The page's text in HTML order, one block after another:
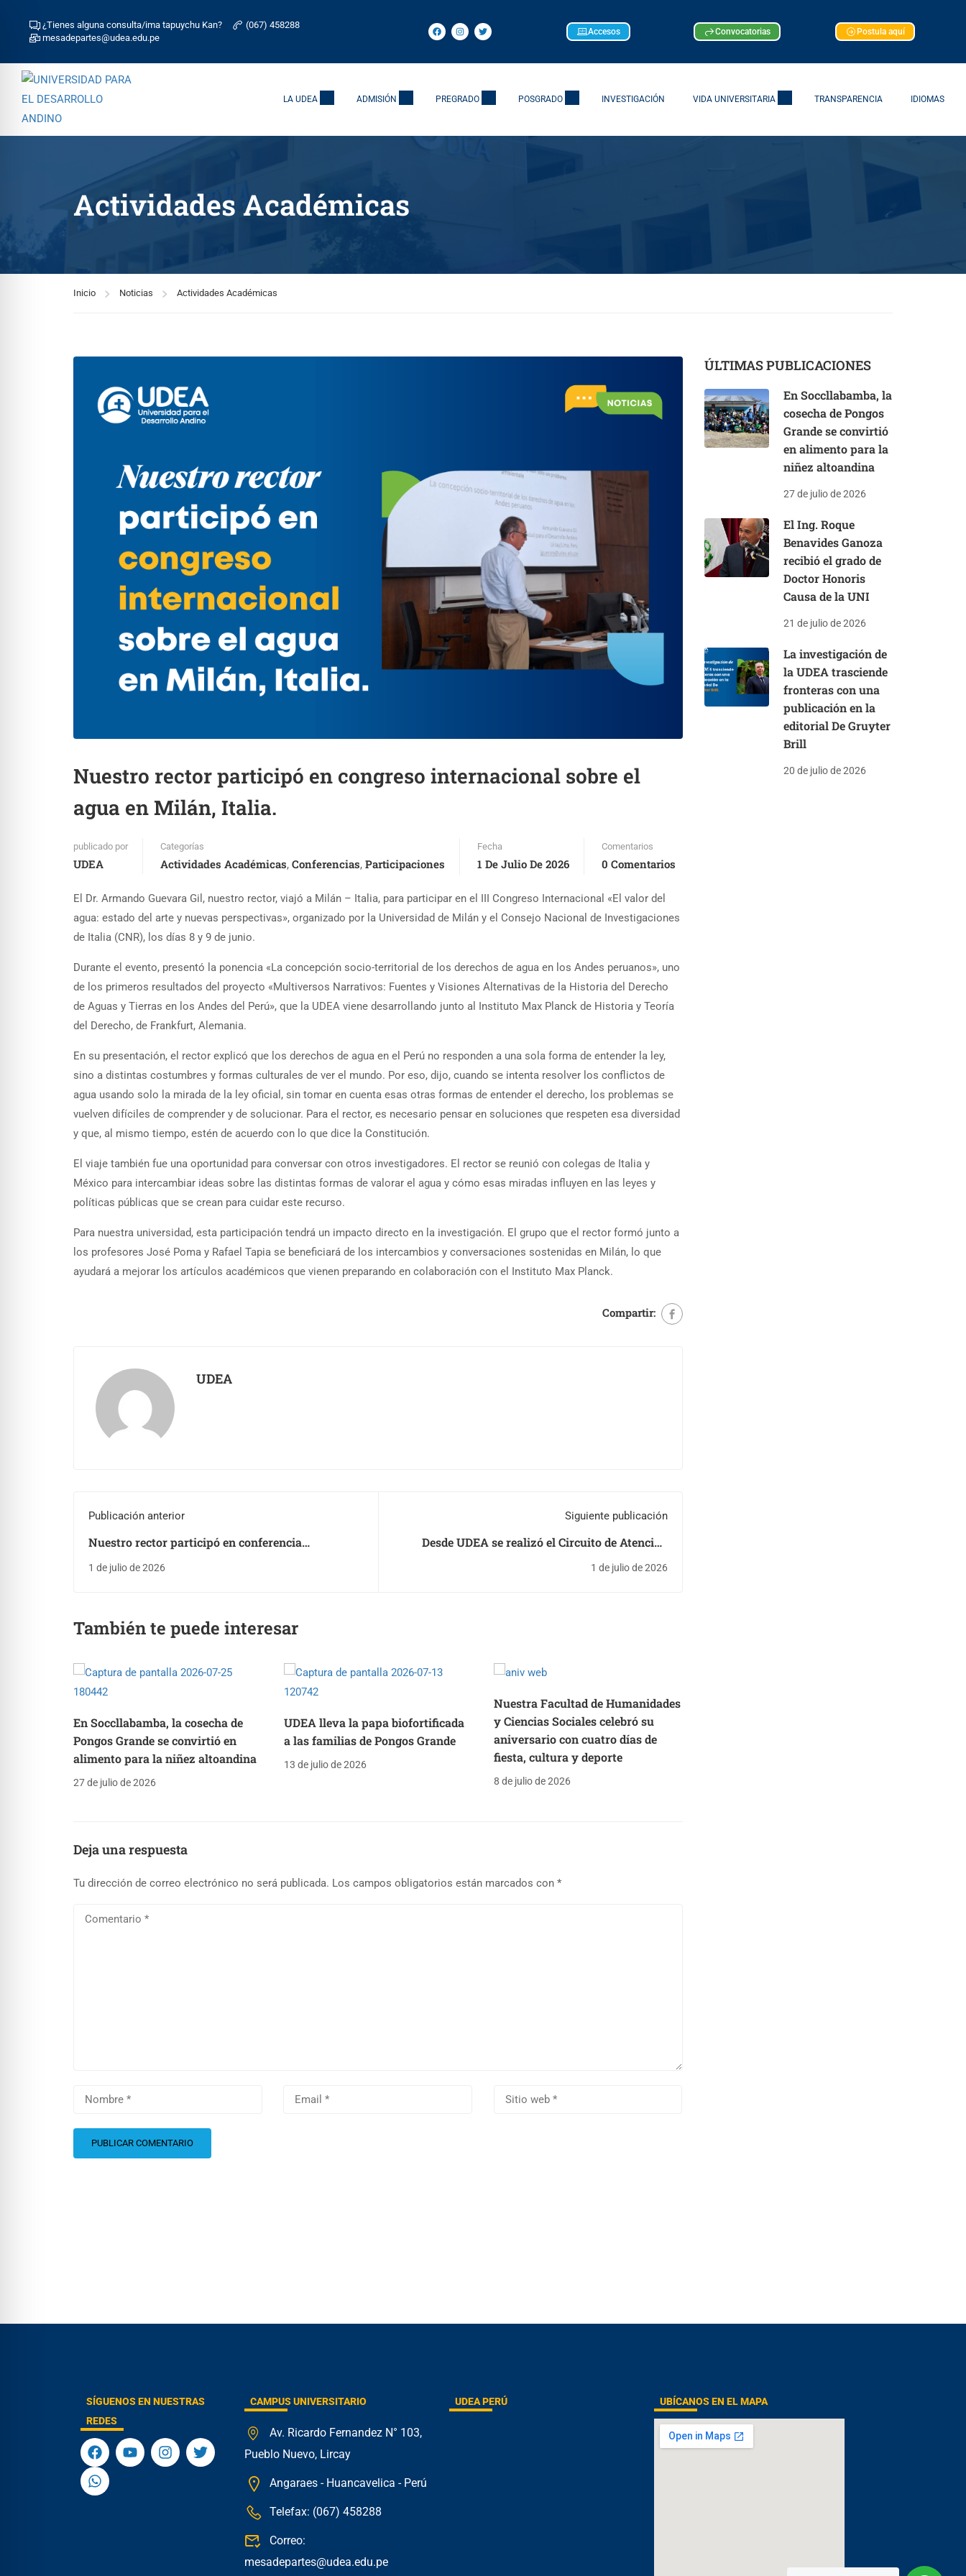
¿Tienes alguna consulta/ima tapuychu Kan?
(067) 458288
mesadepartes@udea.edu.pe
Accesos Convocatorias Postula aquí
LA UDEA ADMISIÓN PREGRADO POSGRADO INVESTIGACIÓN VIDA UNIVERSITARIA TRANSPARENCIA IDIOMAS
Actividades Académicas
Inicio Noticias Actividades Académicas
Nuestro rector participó en congreso internacional sobre el
agua en Milán, Italia.
publicado por
UDEA
Categorías
Actividades Académicas, Conferencias, Participaciones
Fecha
1 De Julio De 2026
Comentarios
0 Comentarios
El Dr. Armando Guevara Gil, nuestro rector, viajó a Milán – Italia, para participar en el III Congreso Internacional «El valor del
agua: estado del arte y nuevas perspectivas», organizado por la Universidad de Milán y el Consejo Nacional de Investigaciones
de Italia (CNR), los días 8 y 9 de junio.
Durante el evento, presentó la ponencia «La concepción socio-territorial de los derechos de agua en los Andes peruanos», uno
de los primeros resultados del proyecto «Multiversos Narrativos: Fuentes y Visiones Alternativas de la Historia del Derecho
de Aguas y Tierras en los Andes del Perú», que la UDEA viene desarrollando junto al Instituto Max Planck de Historia y Teoría
del Derecho, de Frankfurt, Alemania.
En su presentación, el rector explicó que los derechos de agua en el Perú no responden a una sola forma de entender la ley,
sino a distintas costumbres y formas culturales de ver el mundo. Por eso, dijo, cuando se intenta resolver los conflictos de
agua usando solo la mirada de la ley oficial, sin tomar en cuenta esas otras formas de entender el derecho, los problemas se
vuelven difíciles de comprender y de solucionar. Para el rector, es necesario pensar en soluciones que respeten esa diversidad
y que, al mismo tiempo, estén de acuerdo con lo que dice la Constitución.
El viaje también fue una oportunidad para conversar con otros investigadores. El rector se reunió con colegas de Italia y
México para intercambiar ideas sobre las distintas formas de valorar el agua y cómo esas miradas influyen en las leyes y
políticas públicas que se crean para cuidar este recurso.
Para nuestra universidad, esta participación tendrá un impacto directo en la investigación. El grupo que el rector formó junto a
los profesores José Poma y Rafael Tapia se beneficiará de los intercambios y conversaciones sostenidas en Milán, lo que
ayudará a mejorar los artículos académicos que vienen preparando en colaboración con el Instituto Max Planck.
Compartir:
UDEA
Publicación anterior
Nuestro rector participó en conferencia
internacional en la Universidad de Turín
1 de julio de 2026
Siguiente publicación
Desde UDEA se realizó el Circuito de Atención
Integral de Salud para nuestros estudiantes
1 de julio de 2026
También te puede interesar
En Soccllabamba, la cosecha de
Pongos Grande se convirtió en
alimento para la niñez altoandina
27 de julio de 2026
UDEA lleva la papa biofortificada
a las familias de Pongos Grande
13 de julio de 2026
Nuestra Facultad de Humanidades
y Ciencias Sociales celebró su
aniversario con cuatro días de
fiesta, cultura y deporte
8 de julio de 2026
Deja una respuesta
Tu dirección de correo electrónico no será publicada. Los campos obligatorios están marcados con *
ÚLTIMAS PUBLICACIONES
En Soccllabamba, la
cosecha de Pongos
Grande se convirtió
en alimento para la
niñez altoandina
27 de julio de 2026
El Ing. Roque
Benavides Ganoza
recibió el grado de
Doctor Honoris
Causa de la UNI
21 de julio de 2026
La investigación de
la UDEA trasciende
fronteras con una
publicación en la
editorial De Gruyter
Brill
20 de julio de 2026
SÍGUENOS EN NUESTRAS
REDES
CAMPUS UNIVERSITARIO
Av. Ricardo Fernandez N° 103,
Pueblo Nuevo, Lircay
Angaraes - Huancavelica - Perú
Telefax: (067) 458288
Correo:
mesadepartes@udea.edu.pe
UDEA PERÚ UBÍCANOS EN EL MAPA